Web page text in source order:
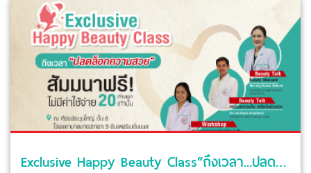
Exclusive Happy Beauty Class“ถึงเวลา...ปลดล็อกความสวย”(ฟรี ไม่มีค่าใช้จ่าย)